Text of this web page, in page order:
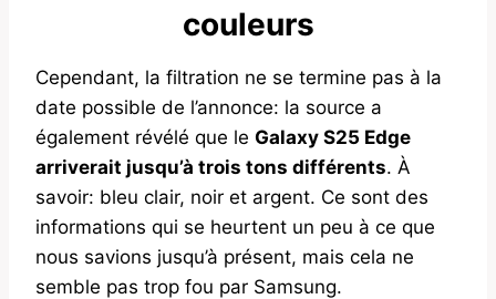
couleurs
Cependant, la filtration ne se termine pas à la
date possible de l’annonce: la source a
également révélé que le Galaxy S25 Edge
arriverait jusqu’à trois tons différents. À
savoir: bleu clair, noir et argent. Ce sont des
informations qui se heurtent un peu à ce que
nous savions jusqu’à présent, mais cela ne
semble pas trop fou par Samsung.